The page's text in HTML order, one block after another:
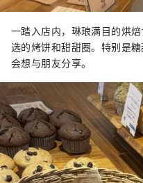
一踏入店内，琳琅满目的烘
选的烤饼和甜甜圈。特别是
会想与朋友分享。